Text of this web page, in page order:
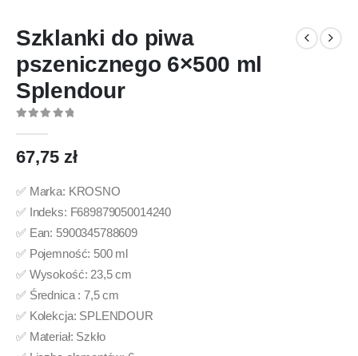
Szklanki do piwa
pszenicznego 6×500 ml
Splendour
67,75 zł
✅ Marka: KROSNO
✅ Indeks: F689879050014240
✅ Ean: 5900345788609
✅ Pojemność: 500 ml
✅ Wysokość: 23,5 cm
✅ Średnica : 7,5 cm
✅ Kolekcja: SPLENDOUR
✅ Materiał: Szkło